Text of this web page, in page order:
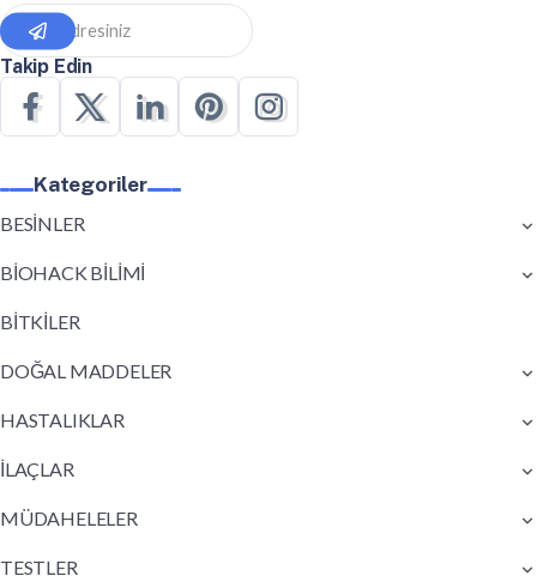
Takip Edin
Kategoriler
BESİNLER
BİOHACK BİLİMİ
BİTKİLER
DOĞAL MADDELER
HASTALIKLAR
İLAÇLAR
MÜDAHELELER
TESTLER